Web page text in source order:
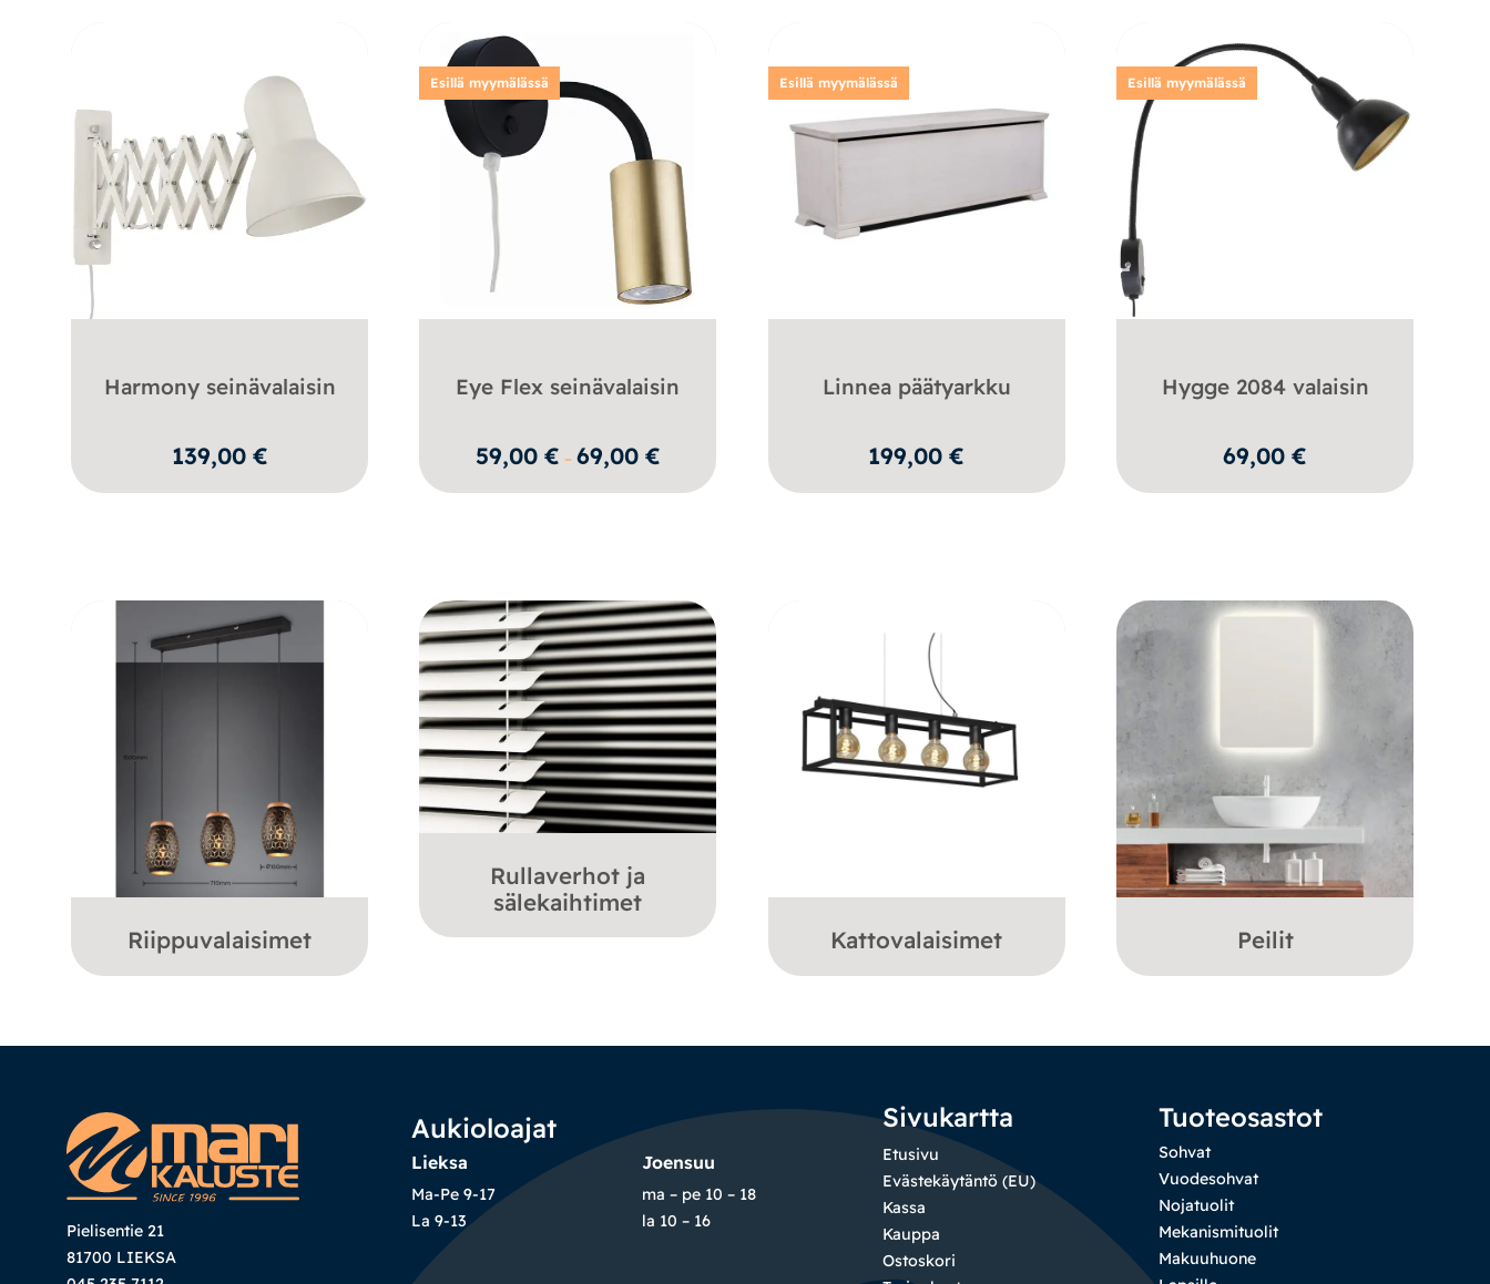
Harmony seinävalaisin
139,00 €
Esillä myymälässä
Eye Flex seinävalaisin
59,00 € – 69,00 €Hintaluokka:
59,00 €
-
Esillä myymälässä
Linnea päätyarkku
199,00€
Esillä myymälässä
Hygge 2084 valaisin
69,00€
Riippuvalaisimet
Rullaverhot ja
sälekaihtimet
Kattovalaisimet
Peilit
Pielisentie 21
81700 LIEKSA
Aukioloajat
Lieksa
Ma-Pe 9-17
La 9-13
Joensuu
ma – pe 10 – 18
la 10 – 16
Sivukartta
Etusivu
Evästekäytäntö (EU)
Kassa
Kauppa
Ostoskori
Tuoteosastot
Sohvat
Vuodesohvat
Nojatuolit
Mekanismituolit
Makuuhuone